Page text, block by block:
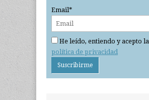
Email*
He leído, entiendo y acepto la
política de privacidad